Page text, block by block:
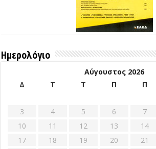
Ημερολόγιο
Αύγουστος 2026
Δ
Τ Τ Π Π
3
4 5 6 7
10
11 12 13 14
17
18 19 20 21